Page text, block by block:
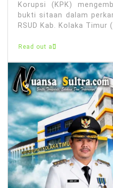
Korupsi (KPK)
bukti sitaan dalam
RSUD Kab. Kolaka Timur
Read out all